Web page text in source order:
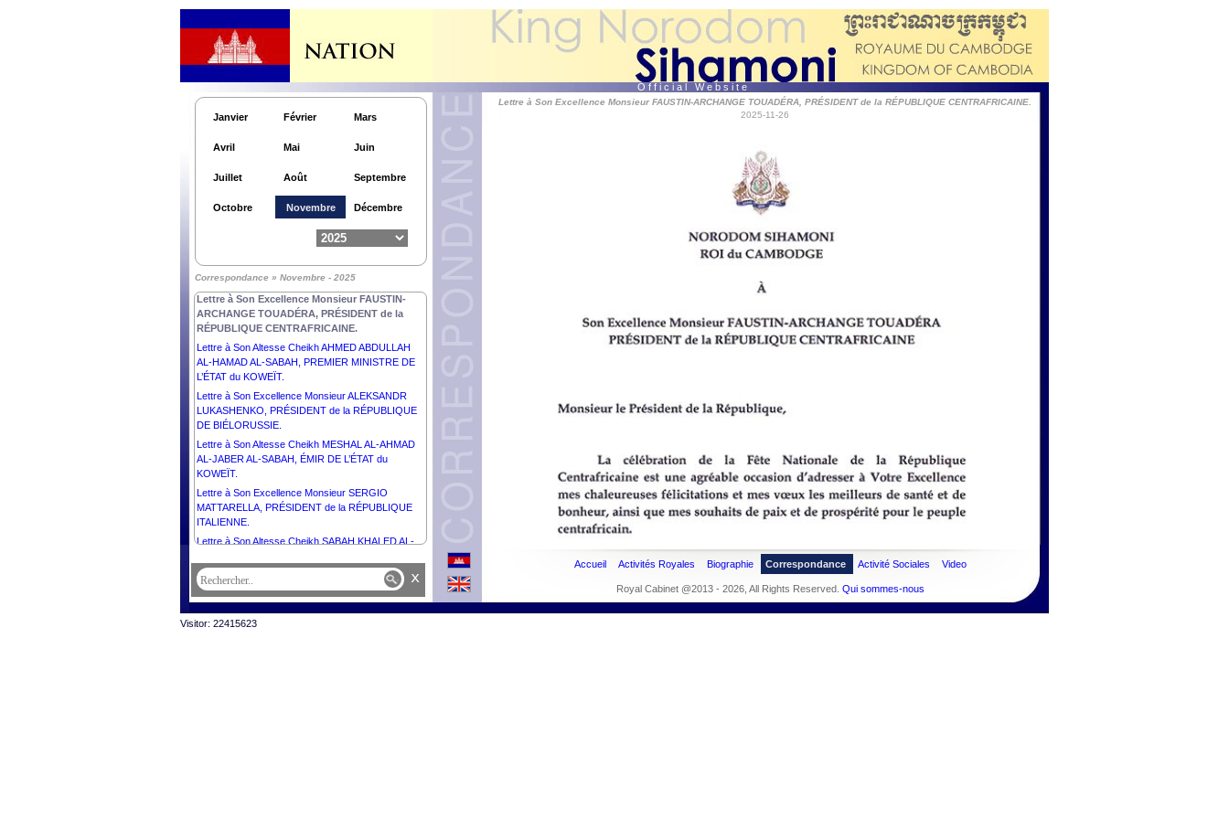
O f f i c i a l W e b s i t e
Janvier Février Mars
Avril Mai Juin
Juillet Août Septembre
Octobre Novembre Décembre
Correspondance » Novembre - 2025
RÉPUBLIQUE de MACÉDOINE du NORD.
Lettre à Son Excellence Dr MASOUD
PEZESHKIAN, PRÉSIDENT de la RÉPUBLIQUE
ISLAMIQUE d’IRAN.
Lettre à Son Excellence Monsieur PETR PAVEL,
PRÉSIDENT de la RÉPUBLIQUE TCHÈQUE.
PRÉSIDENT de la RÉPUBLIQUE du BULGARIE.
ZAYED AL NAHYAN, PRÉSIDENT de l’ÉTAT des
ÉMIRATS ARABES UNIS.
Lettre à Son Excellence Monsieur NICUȘOR DAN,
PRÉSIDENT de la ROUMANIE.
Lettre à Son Excellence Monsieur ALEXANDER
STUBB, PRÉSIDENT de la RÉPUBLIQUE de
FINLANDE.
Lettre à Son Excellence Monsieur FAUSTIN-
ARCHANGE TOUADÉRA, PRÉSIDENT de la
RÉPUBLIQUE CENTRAFRICAINE.
Lettre à Son Altesse Cheikh AHMED ABDULLAH
AL-HAMAD AL-SABAH, PREMIER MINISTRE DE
L’ÉTAT du KOWEÏT.
Lettre à Son Excellence Monsieur ALEKSANDR
LUKASHENKO, PRÉSIDENT de la RÉPUBLIQUE
DE BIÉLORUSSIE.
Lettre à Son Altesse Cheikh MESHAL AL-AHMAD
AL-JABER AL-SABAH, ÉMIR DE L’ÉTAT du
KOWEÏT.
Lettre à Son Excellence Monsieur SERGIO
MATTARELLA, PRÉSIDENT de la RÉPUBLIQUE
ITALIENNE.
Lettre à Son Altesse Cheikh SABAH KHALED AL-
du KOWEÏT.
Lettre à Son Excellence Dr ALEXANDER VAN DER
BELLEN, PRÉSIDENT FÉDÉRAL de la
RÉPUBLIQUE d’AUTRICHE.
Lettre à Son Excellence Monsieur FAUSTIN-ARCHANGE TOUADÉRA, PRÉSIDENT de la RÉPUBLIQUE CENTRAFRICAINE.
2025-11-26
x
Accueil Activités Royales Biographie Correspondance Activité Sociales Video
Royal Cabinet @2013 - 2026, All Rights Reserved. Qui sommes-nous
Visitor: 22415623